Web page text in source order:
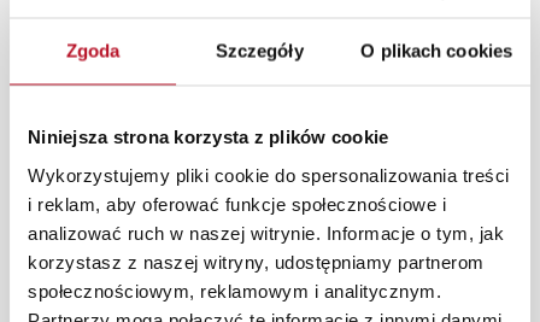
Zgoda Szczegóły O plikach cookies
Niniejsza strona korzysta z plików cookie
Wykorzystujemy pliki cookie do spersonalizowania treści
i reklam, aby oferować funkcje społecznościowe i
analizować ruch w naszej witrynie. Informacje o tym, jak
korzystasz z naszej witryny, udostępniamy partnerom
społecznościowym, reklamowym i analitycznym.
Poszewka na poduszkę z kolekcji Brilante w kolorze
czarnym - wym. 45x45cm.
aranżacji mebli, a nasi pracownicy z wykorzystaniem
programu Planer 3D bezpłatnie zaprojektują i
przygotują kompleksową wizualizację Państwa
pomieszczenia wraz z wyceną. Każde zamówienie
złożone w sklepie stacjonarnym dostarczymy do 3 dni
roboczych na terenie całej Polski. W przypadku